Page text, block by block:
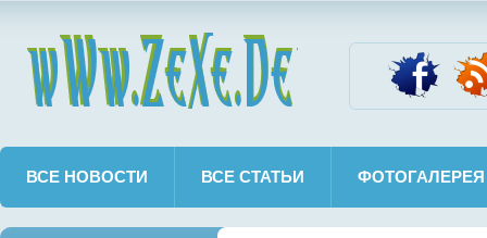
ВСЕ НОВОСТИ ВСЕ СТАТЬИ ФОТОГАЛЕРЕЯ